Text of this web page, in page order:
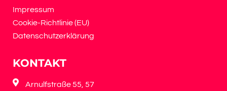
Impressum
Cookie-Richtlinie (EU)
Datenschutzerklärung
KONTAKT
Arnulfstraße 55, 57